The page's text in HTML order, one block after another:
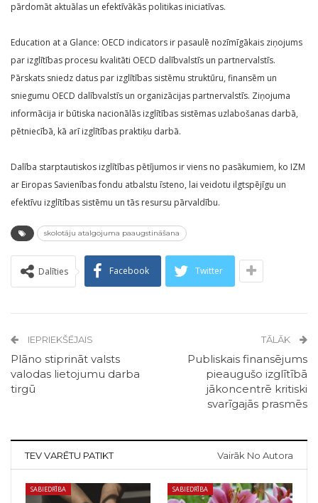
pārdomāt aktuālas un efektīvākās politikas iniciatīvas.
Education at a Glance: OECD indicators ir pasaulē nozīmīgākais ziņojums
par izglītības procesu kvalitāti OECD dalībvalstīs un partnervalstīs.
Pārskats sniedz datus par izglītības sistēmu struktūru, finansēm un
sniegumu OECD dalībvalstīs un organizācijas partnervalstīs. Ziņojuma
informācija ir būtiska nacionālās izglītības sistēmas uzlabošanas darbā,
pētniecībā, kā arī izglītības praktiķu darbā.
Dalība starptautiskos izglītības pētījumos ir viens no pasākumiem, ko IZM
ar Eiropas Savienības fondu atbalstu īsteno, lai veidotu ilgtspējīgu un
efektīvu izglītības sistēmu un tās resursu pārvaldību.
skolotāju atalgojuma paaugstināšana
Dalīties Facebook Twitter
IEPRIEKŠĒJAIS
Plāno stiprināt valsts
valodas lietojumu darba
tirgū
TĀLĀK
Publiskais finansējums
pieaugušo izglītībā
jākoncentrē kritiski
svarīgajās prasmēs
TEV VARĒTU PATIKT Vairāk No Autora
SABIEDRĪBA SABIEDRĪBA